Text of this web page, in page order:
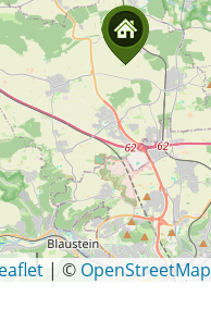
| © OpenStreetMap